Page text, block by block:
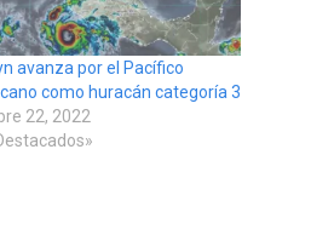
avanza por el Pacífico
como huracán categoría 3
22, 2022